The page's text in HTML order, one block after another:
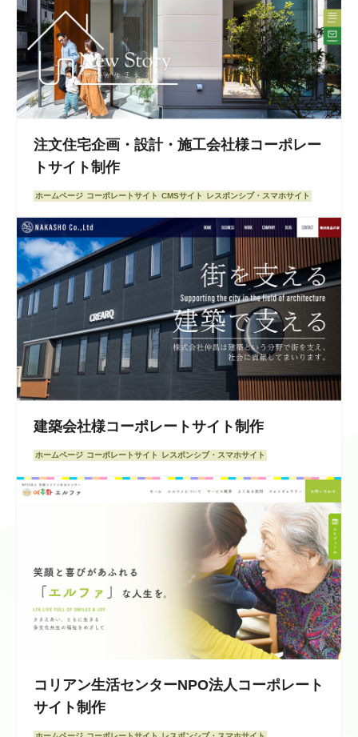
注文住宅企画・設計・施工会社様コーポレー
トサイト制作
ホームページ コーポレートサイト CMSサイト レスポンシブ・スマホサイト
建築会社様コーポレートサイト制作
ホームページ コーポレートサイト レスポンシブ・スマホサイト
コリアン生活センターNPO法人コーポレート
サイト制作